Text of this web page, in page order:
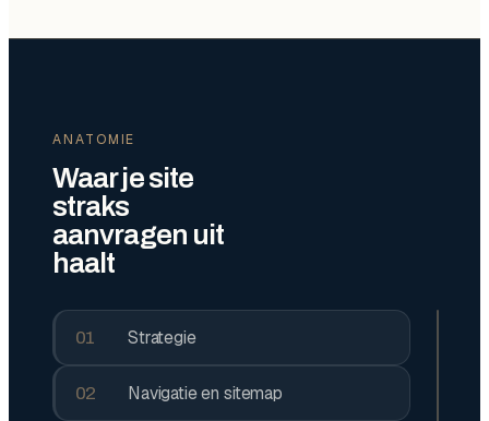
ANATOMIE
Waar je site
straks
aanvragen uit
haalt
01 Strategie
02 Navigatie en sitemap